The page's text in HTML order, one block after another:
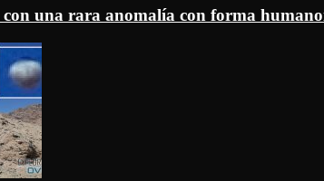
una rara anomalía con forma